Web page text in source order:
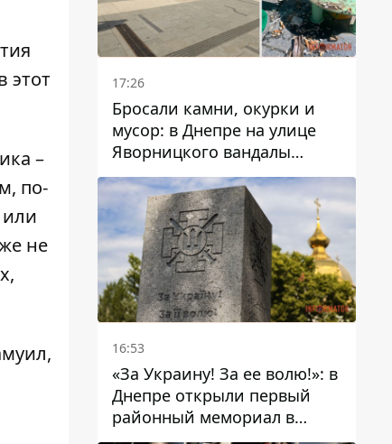
этот
–
по-
не
17:26
Бросали камни, окурки и
мусор: в Днепре на улице
Яворницкого вандалы
повредили питьевые
фонтаны
16:53
«За Украину! За ее волю!»: в
Днепре открыли первый
районный мемориал в
честь погибших